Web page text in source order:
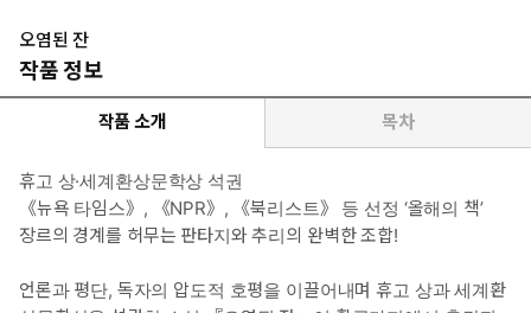
오염된 잔
작품 정보
작품 소개 목차
휴고 상·세계환상문학상 석권
《뉴욕 타임스》, 《NPR》, 《북리스트》 등 선정 ‘올해의 책’
장르의 경계를 허무는 판타지와 추리의 완벽한 조합!
언론과 평단, 독자의 압도적 호평을 이끌어내며 휴고 상과 세계환